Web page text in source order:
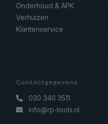
Onderhoud & APK
Verhuizen
Klantenservice
Contactgegevens
030 340 3511
info@rp-tools.nl